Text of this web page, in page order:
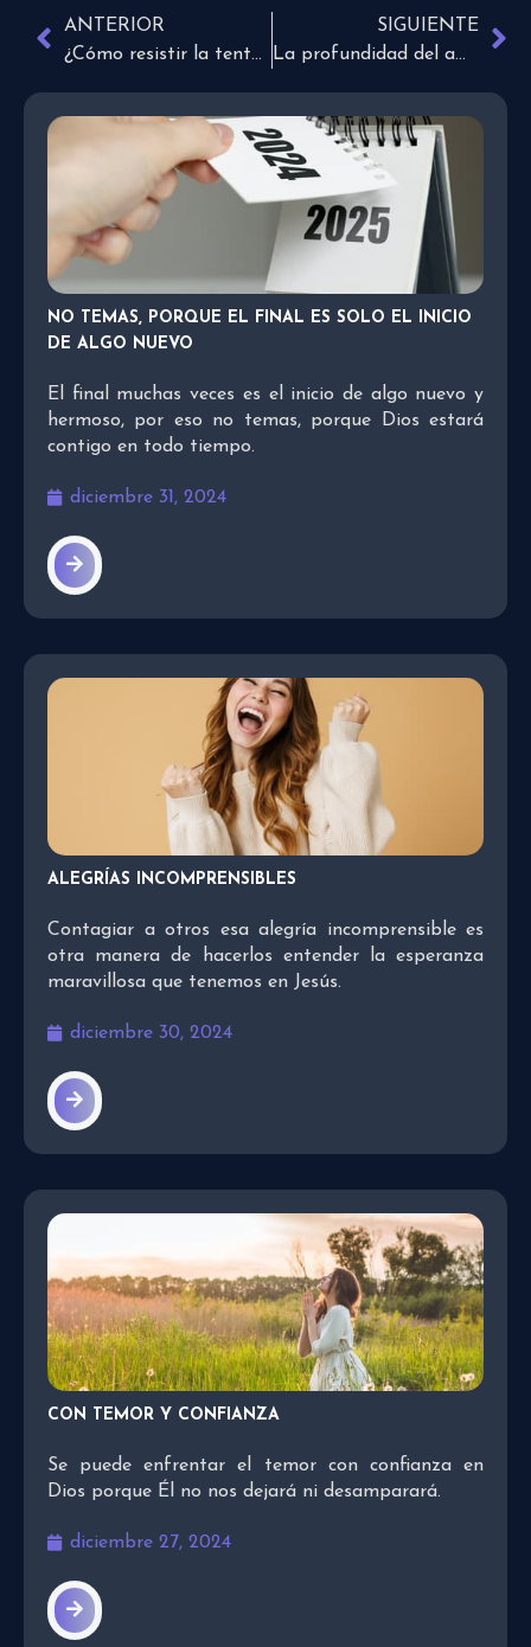
ANTERIOR
¿Cómo resistir la tentación y dejar de pecar?
SIGUIENTE
La profundidad del amor de madre
NO TEMAS, PORQUE EL FINAL ES SOLO EL INICIO
DE ALGO NUEVO
El final muchas veces es el inicio de algo nuevo y
hermoso, por eso no temas, porque Dios estará
contigo en todo tiempo.
diciembre 31, 2024
ALEGRÍAS INCOMPRENSIBLES
Contagiar a otros esa alegría incomprensible es
otra manera de hacerlos entender la esperanza
maravillosa que tenemos en Jesús.
diciembre 30, 2024
CON TEMOR Y CONFIANZA
Se puede enfrentar el temor con confianza en
Dios porque Él no nos dejará ni desamparará.
diciembre 27, 2024